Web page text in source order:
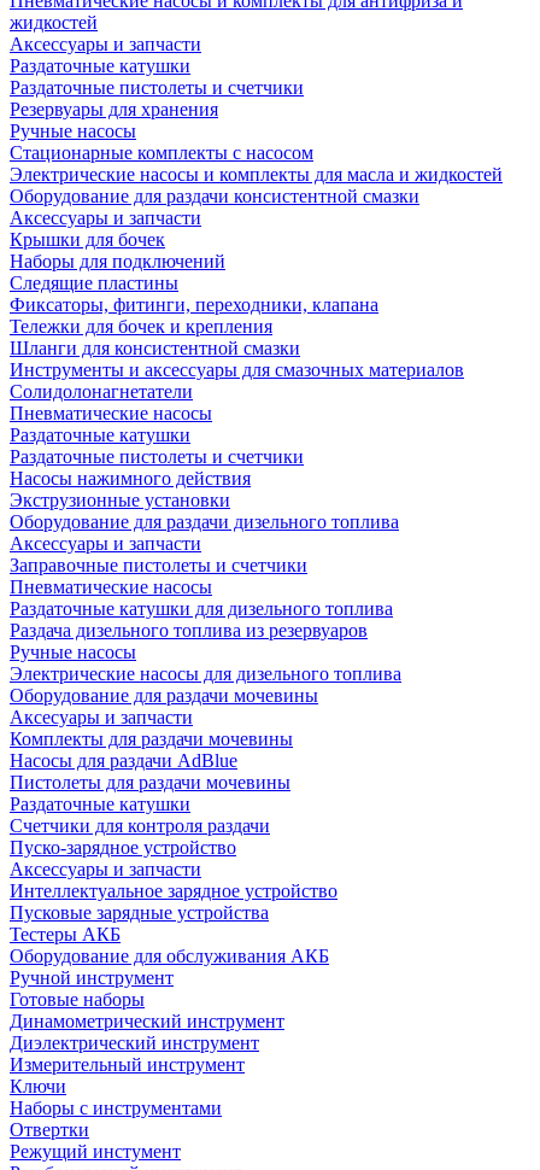
жидкостей
Аксессуары и запчасти
Раздаточные катушки
Раздаточные пистолеты и счетчики
Резервуары для хранения
Ручные насосы
Стационарные комплекты с насосом
Электрические насосы и комплекты для масла и жидкостей
Оборудование для раздачи консистентной смазки
Аксессуары и запчасти
Крышки для бочек
Наборы для подключений
Следящие пластины
Фиксаторы, фитинги, переходники, клапана
Тележки для бочек и крепления
Шланги для консистентной смазки
Инструменты и аксессуары для смазочных материалов
Солидолонагнетатели
Пневматические насосы
Раздаточные катушки
Раздаточные пистолеты и счетчики
Насосы нажимного действия
Экструзионные установки
Оборудование для раздачи дизельного топлива
Аксессуары и запчасти
Заправочные пистолеты и счетчики
Пневматические насосы
Раздаточные катушки для дизельного топлива
Раздача дизельного топлива из резервуаров
Ручные насосы
Электрические насосы для дизельного топлива
Оборудование для раздачи мочевины
Аксесуары и запчасти
Комплекты для раздачи мочевины
Насосы для раздачи AdBlue
Пистолеты для раздачи мочевины
Раздаточные катушки
Счетчики для контроля раздачи
Пуско-зарядное устройство
Аксессуары и запчасти
Интеллектуальное зарядное устройство
Пусковые зарядные устройства
Тестеры АКБ
Оборудование для обслуживания АКБ
Ручной инструмент
Готовые наборы
Динамометрический инструмент
Диэлектрический инструмент
Измерительный инструмент
Ключи
Наборы с инструментами
Отвертки
Режущий инстумент